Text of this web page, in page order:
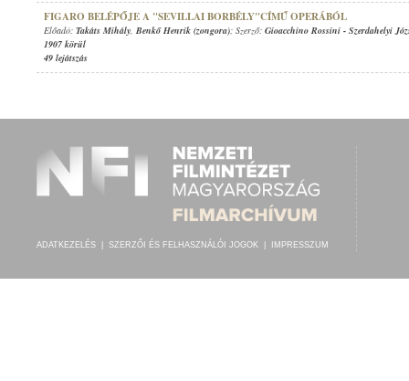
FIGARO BELÉPŐJE A "SEVILLAI BORBÉLY"CÍMŰ OPERÁBÓL
Előadó: Takáts Mihály, Benkő Henrik (zongora); Szerző: Gioacchino Rossini - Szerdahelyi
1907 körül
49 lejátszás
ADATKEZELÉS SZERZŐI ÉS FELHASZNÁLÓI JOGOK IMPRESSZUM